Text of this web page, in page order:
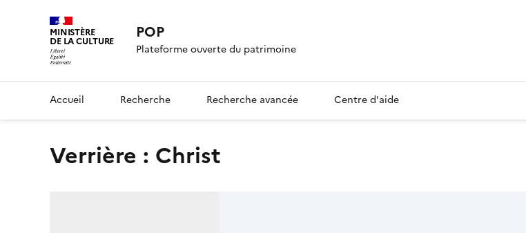
MINISTÈRE
DE LA CULTURE POP
Plateforme ouverte du patrimoine
Accueil Recherche Recherche avancée Centre d'aide
verrière : Christ